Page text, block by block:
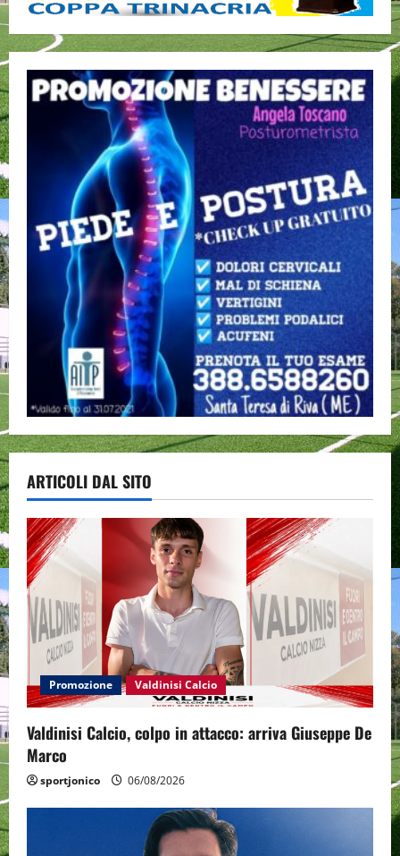
ARTICOLI DAL SITO
Promozione Valdinisi Calcio
Valdinisi Calcio, colpo in attacco: arriva Giuseppe De
Marco
sportjonico 06/08/2026